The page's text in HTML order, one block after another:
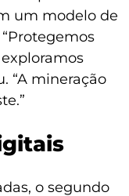
um modelo de
“A mineração
o segundo